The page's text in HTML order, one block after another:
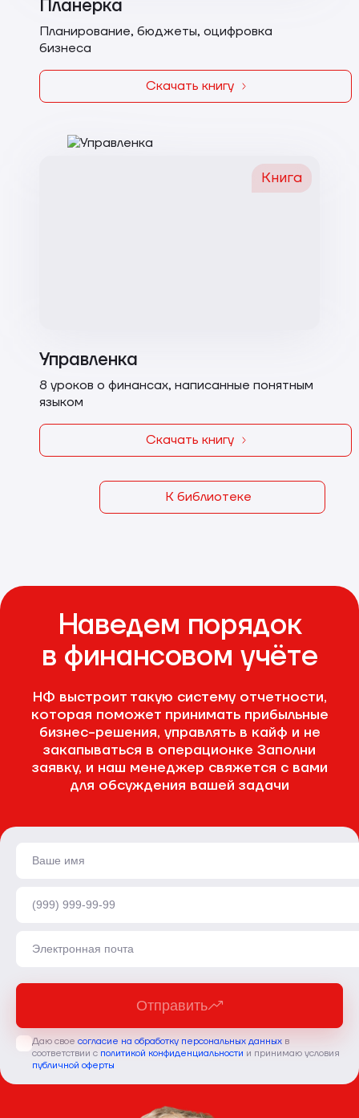
Планерка
Планирование, бюджеты, оцифровка
бизнеса
Скачать книгу
Книга
Управленка
8 уроков о финансах, написанные понятным
языком
Скачать книгу
К библиотеке
Наведем порядок
в финансовом учёте
НФ выстроит такую систему отчетности,
которая поможет принимать прибыльные
бизнес-решения, управлять в кайф и не
закапываться в операционке Заполни
заявку, и наш менеджер свяжется с вами
для обсуждения вашей задачи
Даю свое согласие на обработку персональных данных в
соответствии с политикой конфиденциальности и принимаю условия
публичной оферты
Отправить